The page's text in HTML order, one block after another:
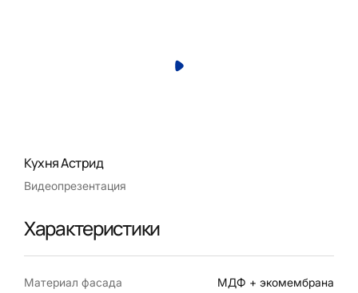
Кухня Астрид
Видеопрезентация
Характеристики
Материал фасада МДФ + экомембрана